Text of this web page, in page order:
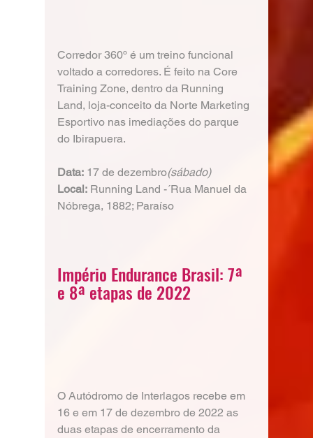
Corredor 360º é um treino funcional
voltado a corredores. É feito na Core
Training Zone, dentro da Running
Land, loja-conceito da Norte Marketing
Esportivo nas imediações do parque
do Ibirapuera.
Data: 17 de dezembro(sábado)
Local: Running Land -´Rua Manuel da
Nóbrega, 1882; Paraíso
Império Endurance Brasil: 7ª
e 8ª etapas de 2022
O Autódromo de Interlagos recebe em
16 e em 17 de dezembro de 2022 as
duas etapas de encerramento da